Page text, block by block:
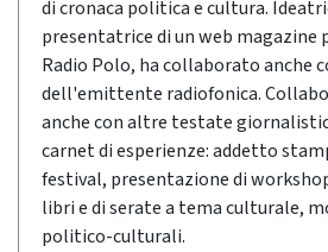
di cronaca politica e cultura.
presentatrice di un web
Radio Polo, ha collaborato anche
dell'emittente radiofonica.
anche con altre testate
carnet di esperienze: addetto
festival, presentazione di
libri e di serate a tema culturale,
politico-culturali.